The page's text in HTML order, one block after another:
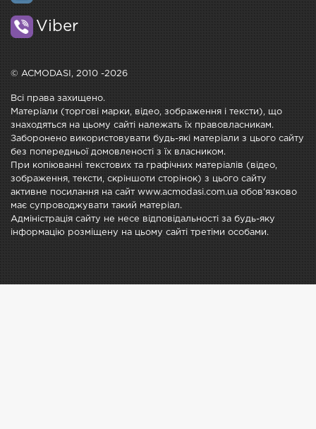
Viber
© ACMODASI, 2010 -2026
Всі права захищено.
Матеріали (торгові марки, відео, зображення і тексти), що
знаходяться на цьому сайті належать їх правовласникам.
Заборонено використовувати будь-які матеріали з цього сайту
без попередньої домовленості з їх власником.
При копіюванні текстових та графічних матеріалів (відео,
зображення, тексти, скріншоти сторінок) з цього сайту
активне посилання на сайт www.acmodasi.com.ua обов'язково
має супроводжувати такий матеріал.
Адміністрація сайту не несе відповідальності за будь-яку
інформацію розміщену на цьому сайті третіми особами.